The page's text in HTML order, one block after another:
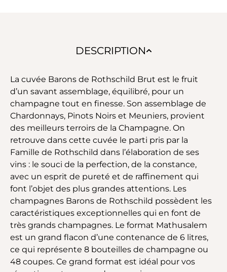
DESCRIPTION
La cuvée Barons de Rothschild Brut est le fruit
d’un savant assemblage, équilibré, pour un
champagne tout en finesse. Son assemblage de
Chardonnays, Pinots Noirs et Meuniers, provient
des meilleurs terroirs de la Champagne. On
retrouve dans cette cuvée le parti pris par la
Famille de Rothschild dans l’élaboration de ses
vins : le souci de la perfection, de la constance,
avec un esprit de pureté et de raffinement qui
font l’objet des plus grandes attentions. Les
champagnes Barons de Rothschild possèdent les
caractéristiques exceptionnelles qui en font de
très grands champagnes. Le format Mathusalem
est un grand flacon d’une contenance de 6 litres,
ce qui représente 8 bouteilles de champagne ou
48 coupes. Ce grand format est idéal pour vos